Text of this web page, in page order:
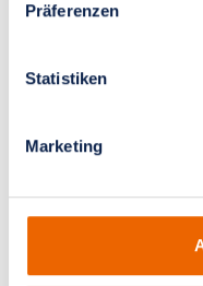
Präferenzen
Statistiken
Marketing
Termin
Mediathek
Interessante
Brustkrebs